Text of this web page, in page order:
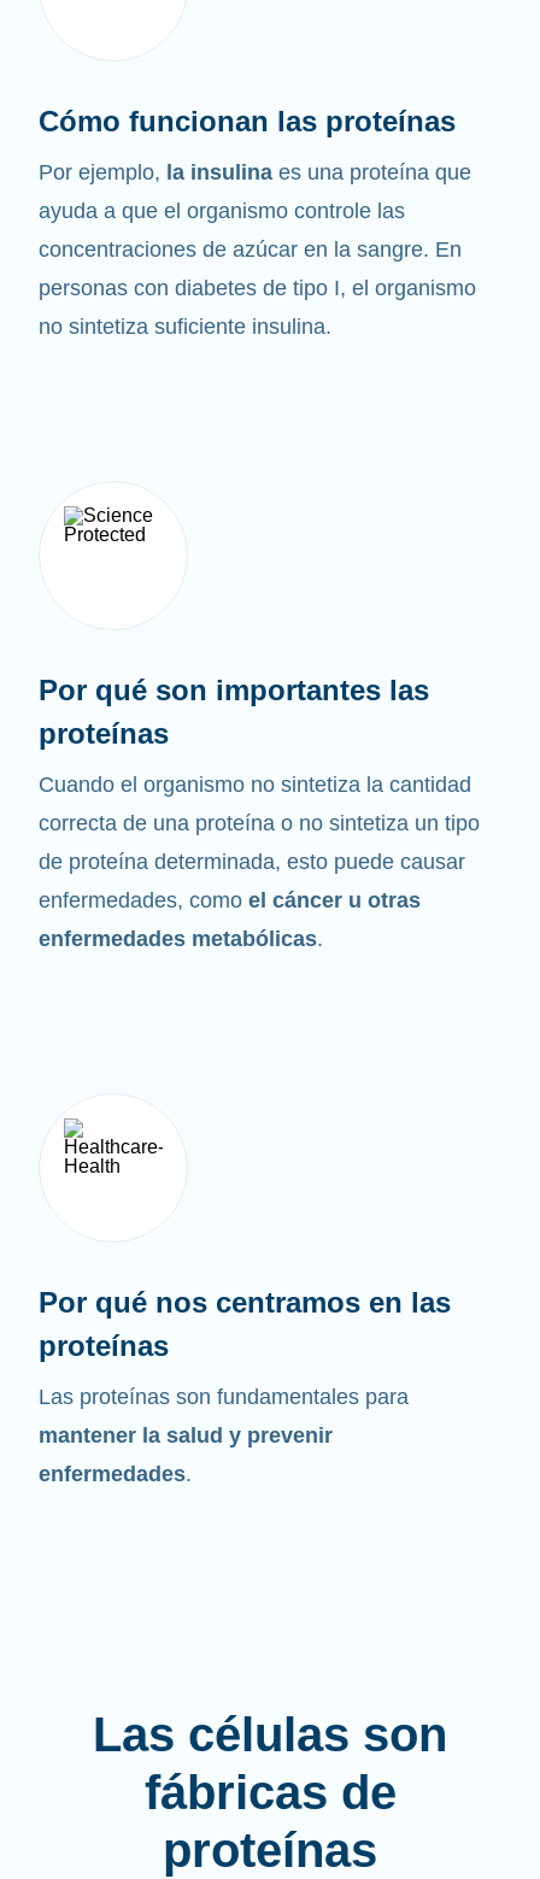
Cómo funcionan las proteínas
Por ejemplo, la insulina es una proteína que
ayuda a que el organismo controle las
concentraciones de azúcar en la sangre. En
personas con diabetes de tipo I, el organismo
no sintetiza suficiente insulina.
Por qué son importantes las
proteínas
Cuando el organismo no sintetiza la cantidad
correcta de una proteína o no sintetiza un tipo
de proteína determinada, esto puede causar
enfermedades, como el cáncer u otras
enfermedades metabólicas.
Por qué nos centramos en las
proteínas
Las proteínas son fundamentales para
mantener la salud y prevenir
enfermedades.
Las células son
fábricas de
proteínas